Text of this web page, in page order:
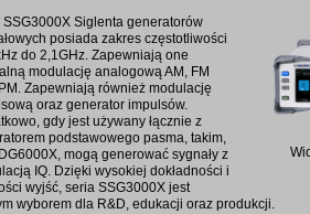
SSG3000X Siglenta generatorów
posiada zakres częstotliwości
do 2,1GHz. Zapewniają one
modulację analogową AM, FM
Zapewniają również modulację
oraz generator impulsów.
gdy jest używany łącznie z
podstawowego pasma, takim,
mogą generować sygnały z
IQ. Dzięki wysokiej dokładności i
wyjść, seria SSG3000X jest
wyborem dla R&D, edukacji oraz produkcji.